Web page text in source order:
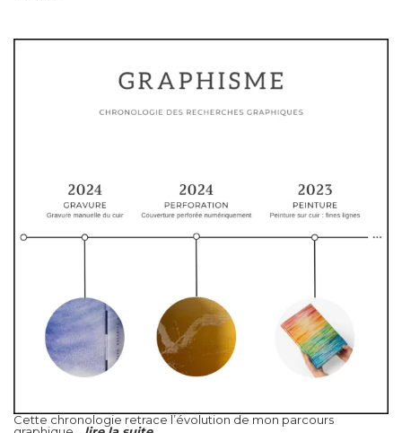
Cette chronologie retrace l’évolution de mon parcours